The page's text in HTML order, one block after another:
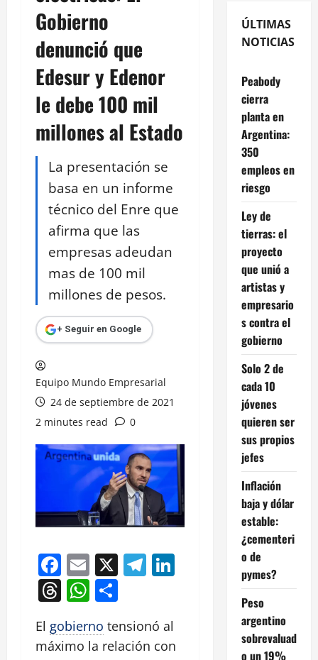
Gobierno
denunció que
Edesur y Edenor
le debe 100 mil
millones al Estado
La presentación se
basa en un informe
técnico del Enre que
afirma que las
empresas adeudan
mas de 100 mil
millones de pesos.
+ Seguir en Google
Equipo Mundo Empresarial
24 de septiembre de 2021
2 minutes read
0
Facebook
Email
X Telegram
LinkedIn
Threads
WhatsApp
El gobierno tensionó al
máximo la relación con
ÚLTIMAS
NOTICIAS
Peabody
cierra
planta en
Argentina:
350
empleos en
riesgo
Ley de
tierras: el
proyecto
que unió a
artistas y
empresario
s contra el
gobierno
Solo 2 de
cada 10
jóvenes
quieren ser
sus propios
jefes
Inflación
baja y dólar
estable:
¿cementeri
o de
pymes?
Peso
argentino
sobrevaluad
o un 19%